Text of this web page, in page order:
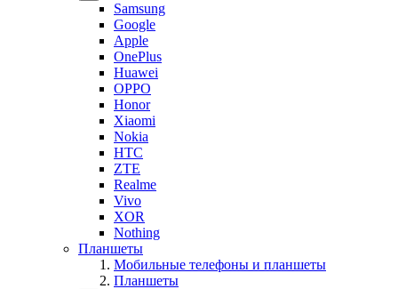
Samsung
Google
Apple
OnePlus
Huawei
OPPO
Honor
Xiaomi
Nokia
HTC
ZTE
Realme
Vivo
XOR
Nothing
Планшеты
Мобильные телефоны и планшеты
Планшеты